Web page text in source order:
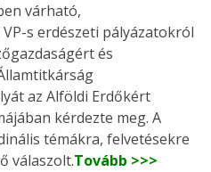
várható,
s erdészeti pályázatokról
és
az Alföldi Erdőkért
kérdezte meg. A
témákra, felvetésekre
válaszolt.Tovább >>>